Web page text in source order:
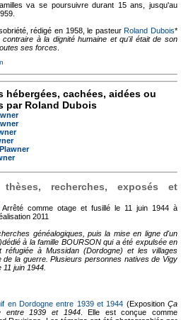
va se poursuivre durant 15 ans, jusqu'au
rédigé en 1958, le pasteurRoland Dubois*
à la dignité humaine et qu'il était de son
ses forces
hébergées, cachées, aidées ou
par Roland Dubois
thèses, recherches, exposés et
Arrêté comme otage et fusillé le 11 juin 1944 à
2011
généalogiques, puis la mise en ligne d'un
à la famille BOURSON qui a été expulsée en
à Mussidan (Dordogne) et les villages
la guerre. Plusieurs personnes natives de Vigy
juin 1944.
en Dordogne entre 1939 et 1944 (ExpositionÇa
entre 1939 et 1944. Elle est conçue comme